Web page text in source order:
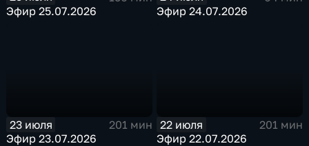
Эфир 25.07.2026
Эфир 24.07.2026
23 июля
201 мин
Эфир 23.07.2026
22 июля
201 мин
Эфир 22.07.2026